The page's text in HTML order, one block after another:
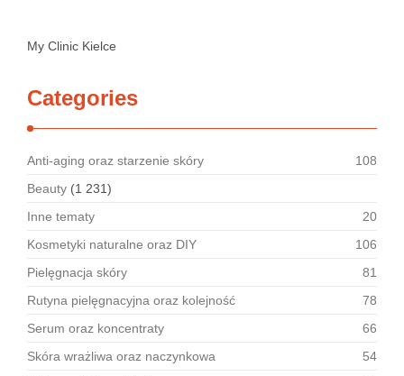
My Clinic Kielce
Categories
Anti-aging oraz starzenie skóry
108
Beauty (1 231)
Inne tematy
20
Kosmetyki naturalne oraz DIY
106
Pielęgnacja skóry
81
Rutyna pielęgnacyjna oraz kolejność
78
Serum oraz koncentraty
66
Skóra wrażliwa oraz naczynkowa
54